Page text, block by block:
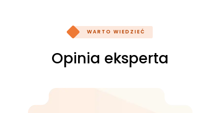
ACEA C3
WARTO WIEDZIEĆ
Opinia eksperta